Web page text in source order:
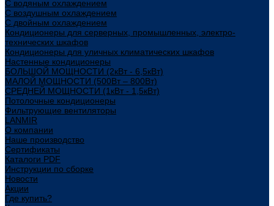
С водяным охлаждением
С воздушным охлаждением
С двойным охлаждением
Кондиционеры для серверных, промышленных, электро-
технических шкафов
Кондиционеры для уличных климатических шкафов
Настенные кондиционеры
БОЛЬШОЙ МОЩНОСТИ (2кВт - 6,5кВт)
МАЛОЙ МОЩНОСТИ (500Вт – 800Вт)
СРЕДНЕЙ МОЩНОСТИ (1кВт - 1,5кВт)
Потолочные кондиционеры
Фильтрующие вентиляторы
LANMIR
О компании
Наше производство
Сертификаты
Каталоги PDF
Инструкции по сборке
Новости
Акции
Где купить?